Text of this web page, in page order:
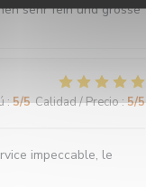
sehr fein und grosse
:5/5 Calidad / Precio:5/5
impeccable, le